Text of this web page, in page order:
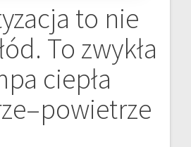
to nie
To zwykła
ciepła